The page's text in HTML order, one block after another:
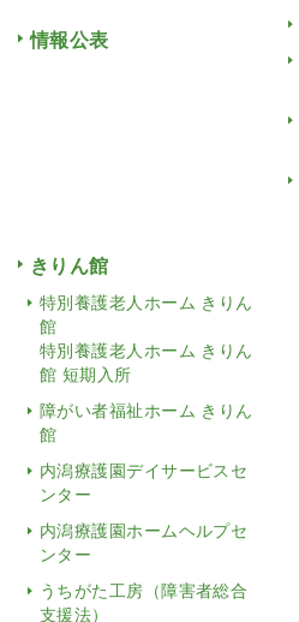
情報公表
きりん館
特別養護老人ホーム きりん
館
特別養護老人ホーム きりん
館 短期入所
障がい者福祉ホーム きりん
館
内潟療護園デイサービスセ
ンター
内潟療護園ホームヘルプセ
ンター
うちがた工房（障害者総合
支援法）